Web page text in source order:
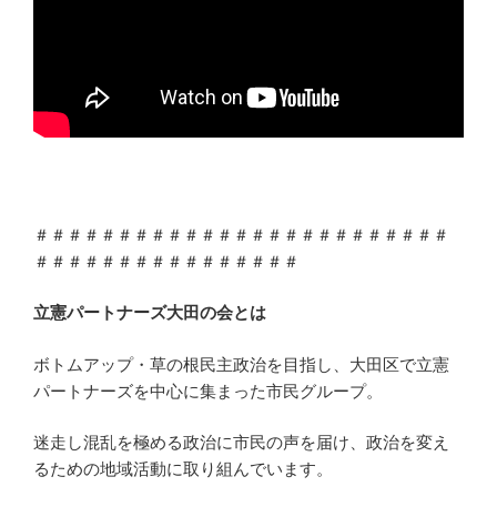
＃＃＃＃＃＃＃＃＃＃＃＃＃＃＃＃＃＃＃＃＃＃＃＃＃
＃＃＃＃＃＃＃＃＃＃＃＃＃＃＃＃
立憲パートナーズ大田の会とは
ボトムアップ・草の根民主政治を目指し、大田区で立憲
パートナーズを中心に集まった市民グループ。
迷走し混乱を極める政治に市民の声を届け、政治を変え
るための地域活動に取り組んでいます。